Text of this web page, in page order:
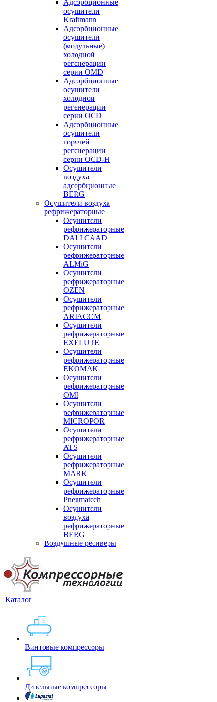
Адсорбционные
осушители
Kraftmann
Адсорбционные
осушители
(модульные)
холодной
регенерации
серии OMD
Адсорбционные
осушители
холодной
регенерации
серии OCD
Адсорбционные
осушители
горячей
регенерации
серии OСD-H
Осушители
воздуха
адсорбционные
BERG
Осушители воздуха
рефрижераторные
Осушители
рефрижераторные
DALI CAAD
Осушители
рефрижераторные
ALMiG
Осушители
рефрижераторные
OZEN
Осушители
рефрижераторные
ARIACOM
Осушители
рефрижераторные
EXELUTE
Осушители
рефрижераторные
EKOMAK
Осушители
рефрижераторные
OMI
Осушители
рефрижераторные
MICROPOR
Осушители
рефрижераторные
ATS
Осушители
рефрижераторные
MARK
Осушители
рефрижераторные
Pneumatech
Осушители
воздуха
рефрижераторные
BERG
Воздушные ресиверы
Каталог
Винтовые компрессоры
Дизельные компрессоры